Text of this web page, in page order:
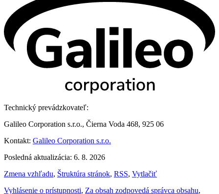
Technický prevádzkovateľ:
Galileo Corporation s.r.o., Čierna Voda 468, 925 06
Kontakt: Galileo Corporation s.r.o.
Posledná aktualizácia: 6. 8. 2026
Zmena vzhľadu, Štruktúra stránok, RSS, Vytlačiť
Vyhlásenie o prístupnosti, Za obsah zodpovedá správca obsahu,